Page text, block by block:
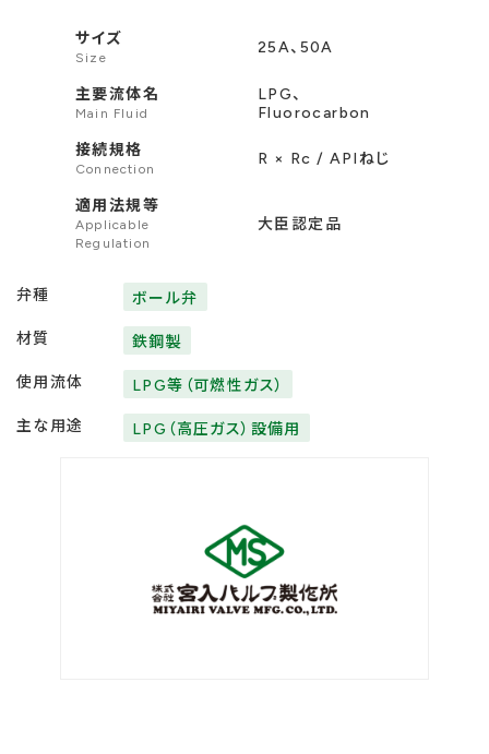
サイズ
Size
25A、50A
主要流体名
Main Fluid
LPG、
Fluorocarbon
接続規格
Connection
R × Rc / APIねじ
適用法規等
Applicable
Regulation
大臣認定品
弁種 ボール弁
材質 鉄鋼製
使用流体 LPG等（可燃性ガス）
主な用途 LPG（高圧ガス）設備用